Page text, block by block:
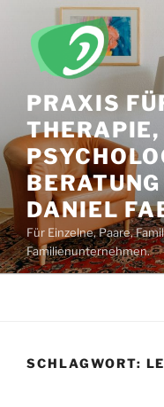
Inhalt
springen
PRAXIS
THERAPIE,
DANIEL
Für Einzelne, Paare,
Familienunternehmen.
SCHLAGWORT: